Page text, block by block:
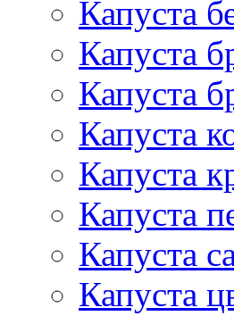
Капуста
Капуста
Капуста
Капуста
Капуста
Капуста
Капуста
Капуста